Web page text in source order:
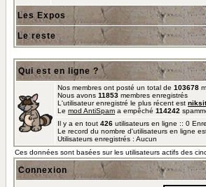
Les Expos
Le reste
Qui est en ligne ?
Nos membres ont posté un total de 103678
Nous avons 11853 membres enregistrés
L'utilisateur enregistré le plus récent est
Le mod AntiSpam a empêché 114242
Il y a en tout 426 utilisateurs en ligne :: 0
Le record du nombre d'utilisateurs en ligne
Utilisateurs enregistrés : Aucun
Ces données sont basées sur les utilisateurs actifs des
Connexion